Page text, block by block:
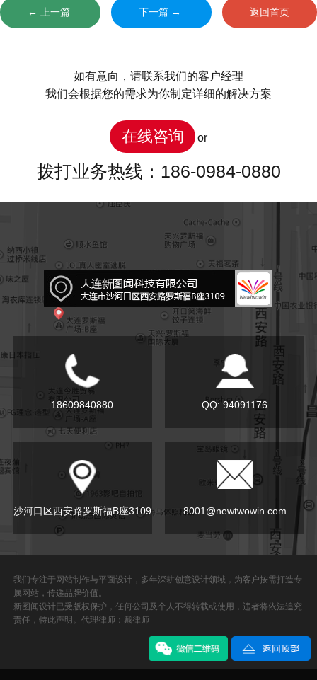
← 上一篇 下一篇 → 返回首页
如有意向，请联系我们的客户经理
我们会根据您的需求为你制定详细的解决方案
在线咨询 or
拨打业务热线：186-0984-0880
18609840880 QQ: 94091176
沙河口区西安路罗斯福B座3109 8001@newtwowin.com
我们专注于网站制作与平面设计，多年深耕创意设计领域，为客户按需打造专
属网站，传递品牌价值。
新图闻设计已受版权保护，任何公司及个人不得转载或使用，违者将依法追究
责任，特此声明。代理律师：戴律师